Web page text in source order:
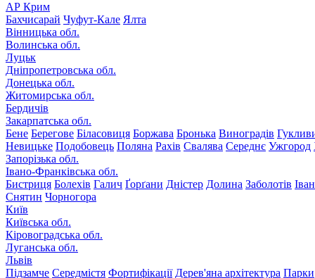
АР Крим
Бахчисарай Чуфут-Кале Ялта
Вінницька обл.
Волинська обл.
Луцьк
Дніпропетровська обл.
Донецька обл.
Житомирська обл.
Бердичів
Закарпатська обл.
Бене Берегове Біласовиця Боржава Бронька Виноградів
Невицьке Подобовець Поляна Рахів Свалява Середнє Ужгород
Запорізька обл.
Івано-Франківська обл.
Бистриця Болехів Галич Ґорґани Дністер Долина Заболотів
Снятин Чорногора
Київ
Київська обл.
Кіровоградська обл.
Луганська обл.
Львів
Підзамче Середмістя Фортифікації Дерев'яна архітектура Парки